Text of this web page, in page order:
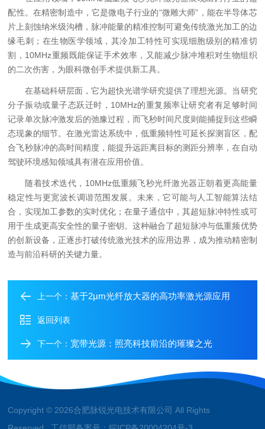
配性。在精密制造中，它是微电子行业的“微雕大师”，能在半导体芯
片上刻蚀纳米级沟槽，脉冲能量的精准控制可避免传统激光加工的边
缘毛刺；在生物医学领域，其冷加工特性可实现细胞级别的精准切
割，10MHz重频既能保证手术效率，又能减少脉冲堆积对生物组织
的二次伤害，为眼科微创手术提供新工具。
在基础科研层面，它为超快光谱学研究提供了理想光源。当研究
分子振动或量子态跃迁时，10MHz的重复频率让研究者有足够时间
记录单次脉冲激发后的弛豫过程，而飞秒时间尺度则能捕捉到这些瞬
态现象的细节。在激光雷达系统中，低重频特性可延长探测盲区，配
合飞秒脉冲的高时间精度，能提升远距离目标的测距分辨率，在自动
驾驶环境感知领域具有潜在应用价值。
随着技术迭代，10MHz低重频飞秒光纤激光器正朝着更高能量
稳定性与更宽波长调谐范围发展。未来，它可能与人工智能算法结
合，实现加工参数的实时优化；在量子通信中，其超短脉冲特性或可
用于生成更高安全性的量子密钥。这种融合了超短脉冲与低重频优势
的创新设备，正逐步打破传统激光技术的应用边界，成为推动精密制
造与前沿科研的关键力量。
上一个：基于2μm光纤放大器的高功率激光源应用
返回列表
下一个： 宽带光源：照亮科技前沿的璀璨之光
Copyright © 2026合肥脉锐光电技术有限公司 All Rights